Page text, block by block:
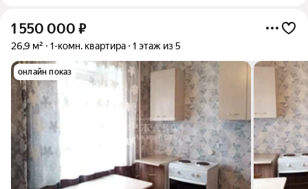
1 550 000 ₽
26,9 м² 1-комн. квартира 1 этаж из 5
онлайн показ